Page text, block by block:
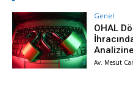
Genel
OHAL
Av. Mesut